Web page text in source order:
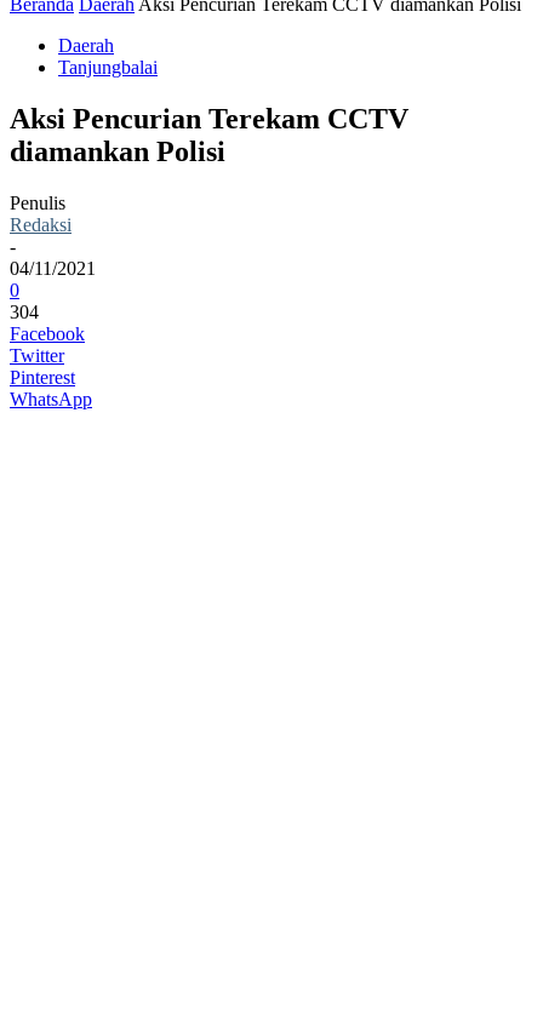
Daerah
Tanjungbalai
Aksi Pencurian Terekam CCTV
diamankan Polisi
Penulis
Redaksi
-
04/11/2021
0
304
Facebook
Twitter
Pinterest
WhatsApp